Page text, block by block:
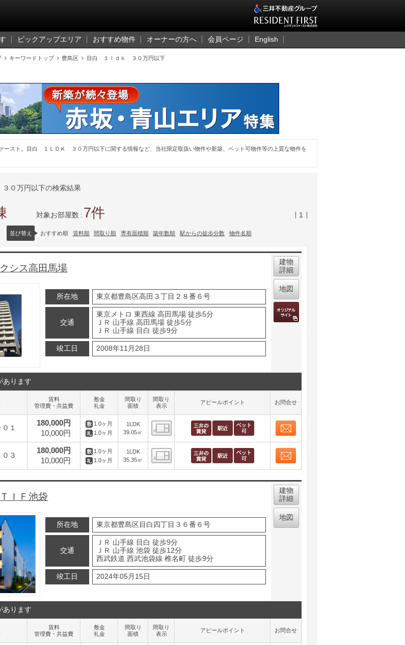
ピックアップエリア おすすめ物件 オーナーの方へ 会員ページ English
 キーワードトップ  豊島区  目白 １ｌｄｋ ３０万円以下
ースト。目白 １ＬＤＫ ３０万円以下に関する情報など、当社限定取扱い物件や新築、ペット可物件等の上質な物件を
０万円以下の検索結果
対象お部屋数 7 1
並び替え おすすめ順 賃料順 間取り順 専有面積順 築年数順 駅からの徒歩分数 物件名順
シス高田馬場
所在地 東京都豊島区高田３丁目２８番６号
交通
東京メトロ 東西線 高田馬場 徒歩5分
ＪＲ 山手線 高田馬場 徒歩5分
ＪＲ 山手線 目白 徒歩9分
竣工日 2008年11月28日
建物
詳細
地図
あります
賃料
管理費・共益費
敷金
礼金
間取り
面積
間取り
表示
アピールポイント お問合せ
１
180,000円
10,000円
1.0ヶ月
1.0ヶ月
1LDK
39.05㎡
間取り表示
３
180,000円
10,000円
1.0ヶ月
1.0ヶ月
1LDK
35.35㎡
間取り表示
ＩＦ池袋
所在地 東京都豊島区目白四丁目３６番６号
交通
ＪＲ 山手線 目白 徒歩9分
ＪＲ 山手線 池袋 徒歩12分
西武鉄道 西武池袋線 椎名町 徒歩9分
竣工日 2024年05月15日
建物
詳細
地図
あります
賃料
管理費・共益費
敷金
礼金
間取り
面積
間取り
表示
アピールポイント お問合せ